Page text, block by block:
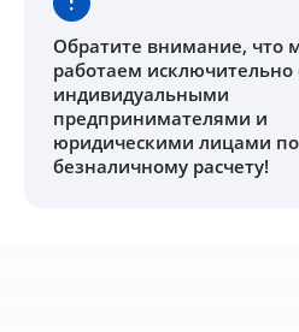
Обратите внимание, что
работаем исключительно
индивидуальными
предпринимателями и
юридическими лицами по
безналичному расчету!